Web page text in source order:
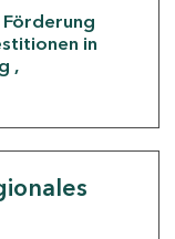
Förderung
in